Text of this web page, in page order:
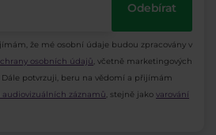
Odebírat
že mé osobní údaje budou zpracovány v
osobních údajů , včetně marketingových
potvrzuji, beru na vědomí a přijímám
záznamů , stejně jako varování